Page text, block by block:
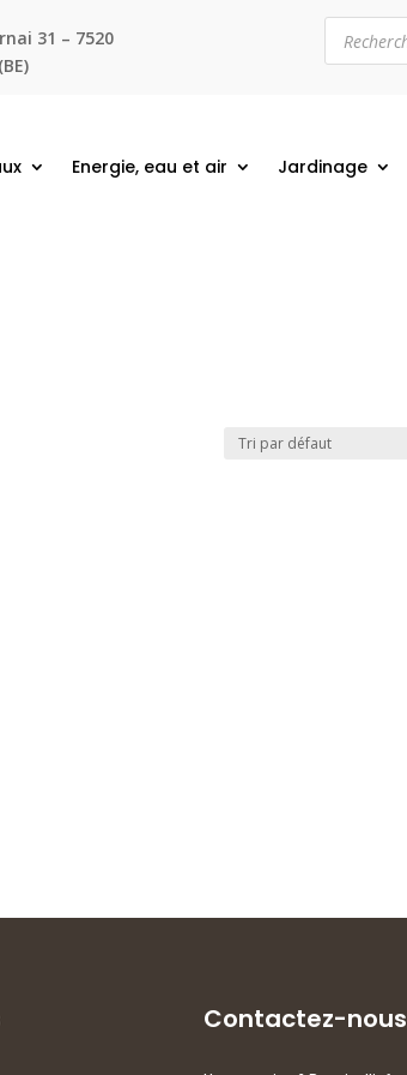
31 – 7520
Recherche
produits
Energie, eau et air Jardinage
Contactez-nous